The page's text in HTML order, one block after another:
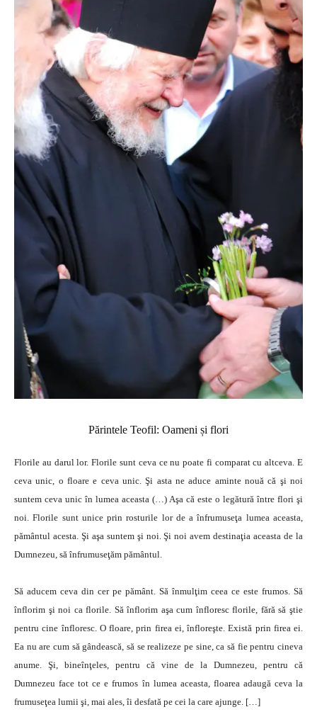
Părintele Teofil: Oameni și flori
Florile au darul lor. Florile sunt ceva ce nu poate fi comparat cu altceva. E
ceva unic, o floare e ceva unic. Şi asta ne aduce aminte nouă că şi noi
suntem ceva unic în lumea aceasta (…) Aşa că este o legătură între flori şi
noi. Florile sunt unice prin rosturile lor de a înfrumuseţa lumea aceasta,
pământul acesta. Şi aşa sun­tem şi noi. Şi noi avem destinaţia aceasta de la
Dumne­zeu, să înfrumuseţăm pământul.
Să aducem ceva din cer pe pământ. Să înmulţim ceea ce este frumos. Să
înflorim şi noi ca florile. Să înflorim aşa cum înfloresc florile, fără să ştie
pentru cine înfloresc. O floare, prin firea ei, înflo­reşte. Există prin firea ei.
Ea nu are cum să gândească, să se realizeze pe sine, ca să fie pentru cineva
anume. Şi, bineînţeles, pentru că vine de la Dumnezeu, pentru că
Dumnezeu face tot ce e frumos în lumea aceasta, floarea adaugă ceva la
frumuseţea lumii şi, mai ales, îi desfată pe cei la care ajunge. […]